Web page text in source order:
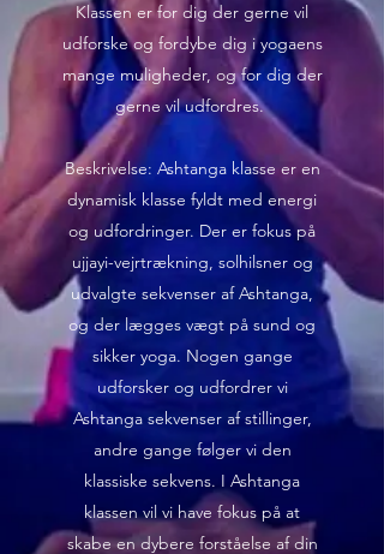
Klassen er for dig der gerne vil
udforske og fordybe dig i yogaens
mange muligheder, og for dig der
gerne vil udfordres.
Beskrivelse: Ashtanga klasse er en
dynamisk klasse fyldt med energi
og udfordringer. Der er fokus på
ujjayi-vejrtrækning, solhilsner og
udvalgte sekvenser af Ashtanga,
og der lægges vægt på sund og
sikker yoga. Nogen gange
udforsker og udfordrer vi
Ashtanga sekvenser af stillinger,
andre gange følger vi den
klassiske sekvens. I Ashtanga
klassen vil vi have fokus på at
skabe en dybere forståelse af din